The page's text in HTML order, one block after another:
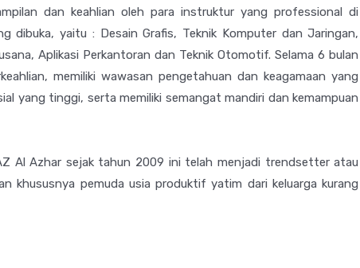
dan keahlian oleh para instruktur yang professional di
dibuka, yaitu : Desain Grafis, Teknik Komputer dan Jaringan,
Aplikasi Perkantoran dan Teknik Otomotif. Selama 6 bulan
memiliki wawasan pengetahuan dan keagamaan yang
yang tinggi, serta memiliki semangat mandiri dan kemampuan
Al Azhar sejak tahun 2009 ini telah menjadi trendsetter atau
khususnya pemuda usia produktif yatim dari keluarga kurang